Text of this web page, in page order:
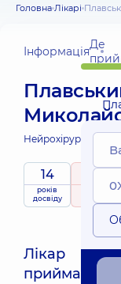
Головна Лікарі
ІнформаціяДе
Нейрохірург
14
років
досвіду
рейтинг
Лікар
приймає